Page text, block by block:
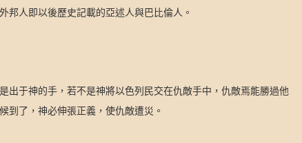
邦人即以後歷史記載的亞述人與巴比倫人。
出于神的手，若不是神將以色列民交在仇敵手中，仇敵焉能勝過他
到了，神必伸張正義，使仇敵遭災。